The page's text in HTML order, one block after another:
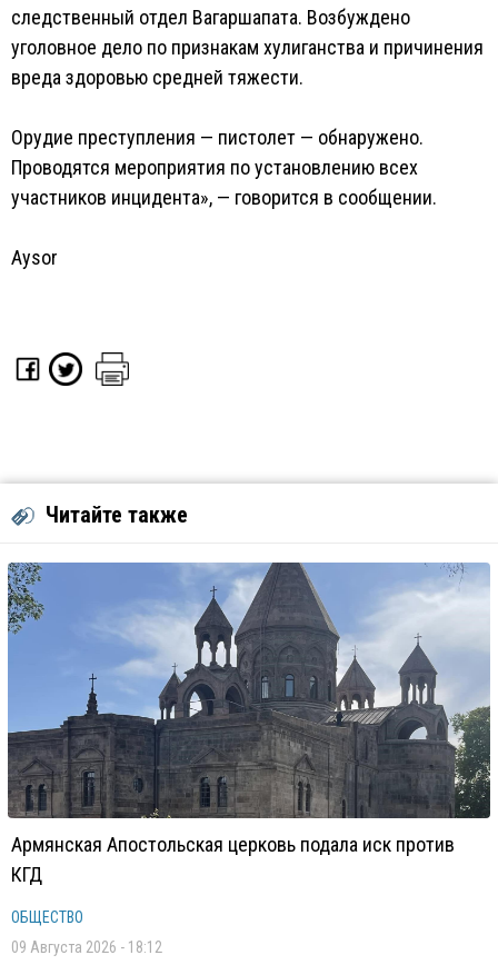
следственный отдел Вагаршапата. Возбуждено
уголовное дело по признакам хулиганства и причинения
вреда здоровью средней тяжести.
Орудие преступления — пистолет — обнаружено.
Проводятся мероприятия по установлению всех
участников инцидента», — говорится в сообщении.
Aysor
Читайте также
Армянская Апостольская церковь подала иск против
КГД
ОБЩЕСТВО
09 Августа 2026 - 18:12